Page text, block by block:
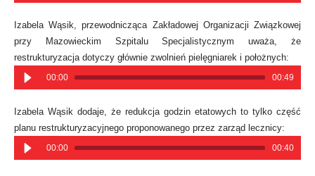
Izabela Wąsik, przewodnicząca Zakładowej Organizacji Związkowej
przy Mazowieckim Szpitalu Specjalistycznym uważa, że
restrukturyzacja dotyczy głównie zwolnień pielęgniarek i położnych:
00:00 00:49
Izabela Wąsik dodaje, że redukcja godzin etatowych to tylko część
planu restrukturyzacyjnego proponowanego przez zarząd lecznicy:
00:00 00:40